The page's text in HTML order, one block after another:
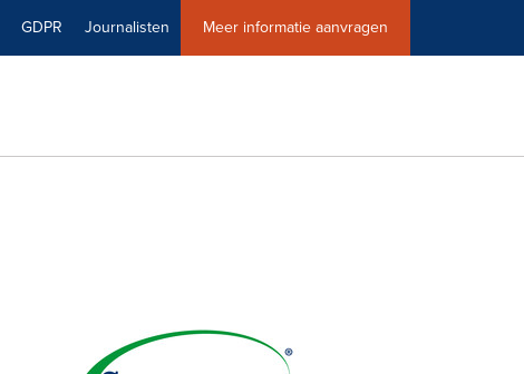
GDPR Journalisten Meer informatie aanvragen